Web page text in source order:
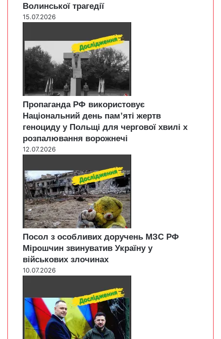
Волинської трагедії
15.07.2026
Пропаганда РФ використовує
Національний день пам’яті жертв
геноциду у Польщі для чергової хвилі х
розпалювання ворожнечі
12.07.2026
Посол з особливих доручень МЗС РФ
Мірошчин звинуватив Україну у
військових злочинах
10.07.2026